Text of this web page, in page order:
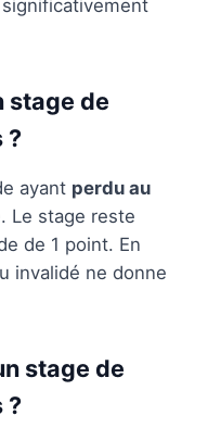
stage de
?
ayant perdu au
Le stage reste
de 1 point. En
invalidé ne donne
stage de
?